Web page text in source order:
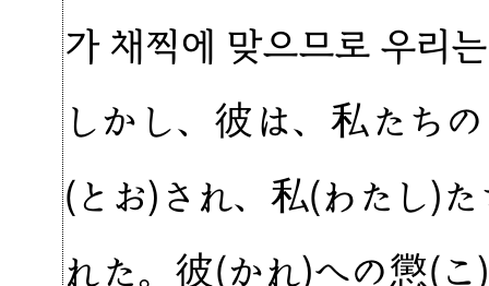
가 채찍에 맞으므로 우리
しかし、彼は、私たち
(とお)され、私(わたし)
れた。彼(かれ)への懲(